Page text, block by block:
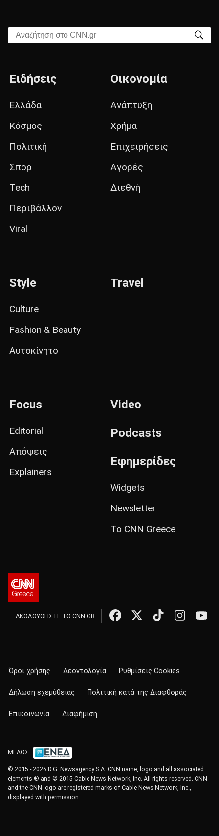
Αναζήτηση στο CNN.gr
Ειδήσεις
Ελλάδα
Κόσμος
Πολιτική
Σπορ
Tech
Περιβάλλον
Viral
Οικονομία
Ανάπτυξη
Χρήμα
Επιχειρήσεις
Αγορές
Διεθνή
Style
Culture
Fashion & Beauty
Αυτοκίνητο
Travel
Focus
Editorial
Απόψεις
Explainers
Video
Podcasts
Εφημερίδες
Widgets
Newsletter
Το CNN Greece
ΑΚΟΛΟΥΘΗΣΤΕ ΤΟ CNN.GR
Όροι χρήσης Δεοντολογία Ρυθμίσεις Cookies
Δήλωση εχεμύθειας Πολιτική κατά της Διαφθοράς
Επικοινωνία Διαφήμιση
ΜΕΛΟΣ
© 2015 - 2026 D.G. Newsagency S.A. CNN name, logo and all associated
elements ® and © 2015 Cable News Network, Inc. All rights reserved. CNN
and the CNN logo are registered marks of Cable News Network, Inc.,
displayed with permission